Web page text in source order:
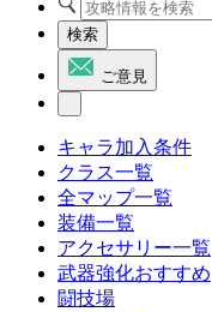
検索
ご意見
キャラ加入条件
クラス一覧
全マップ一覧
装備一覧
アクセサリー一覧
武器強化おすすめ
闘技場